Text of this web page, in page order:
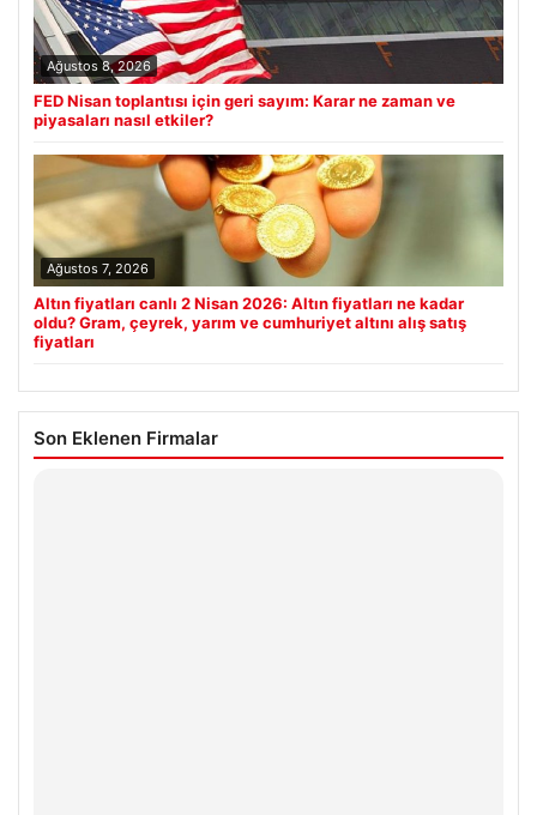
Ağustos 8, 2026
FED Nisan toplantısı için geri sayım: Karar ne zaman ve
piyasaları nasıl etkiler?
Ağustos 7, 2026
Altın fiyatları canlı 2 Nisan 2026: Altın fiyatları ne kadar
oldu? Gram, çeyrek, yarım ve cumhuriyet altını alış satış
fiyatları
Son Eklenen Firmalar